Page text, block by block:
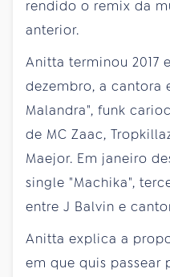
rendido o remix da
anterior.
Anitta terminou 2017
dezembro, a cantora
Malandra", funk
de MC Zaac,
Maejor. Em janeiro
single "Machika",
entre J Balvin e
Anitta explica a
em que quis passear